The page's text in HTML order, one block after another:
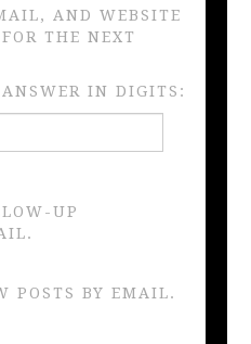
AND WEBSITE
THE NEXT
IN DIGITS:
UP
POSTS BY EMAIL.